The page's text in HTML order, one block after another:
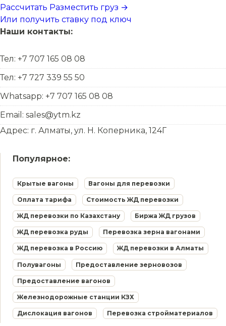
Рассчитать Разместить груз →
Или получить ставку под ключ
Наши контакты:
Тел: +7 707 165 08 08
Тел: +7 727 339 55 50
Whatsapp: +7 707 165 08 08
Email: sales@ytm.kz
Адрес: г. Алматы, ул. Н. Коперника, 124Г
Популярное:
Крытые вагоны Вагоны для перевозки
Оплата тарифа Стоимость ЖД перевозки
ЖД перевозки по Казахстану Биржа ЖД грузов
ЖД перевозка руды Перевозка зерна вагонами
ЖД перевозка в Россию ЖД перевозки в Алматы
Полувагоны Предоставление зерновозов
Предоставление вагонов
Железнодорожные станции КЗХ
Дислокация вагонов Перевозка стройматериалов